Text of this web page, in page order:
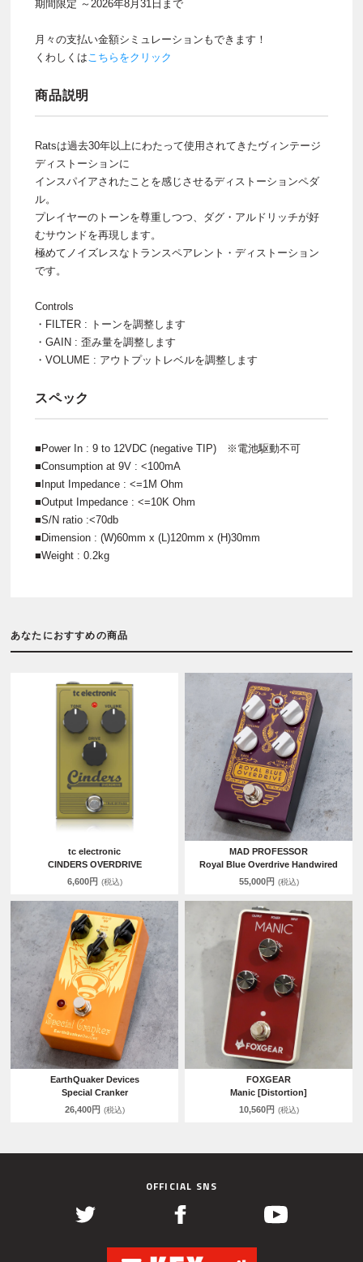
期間限定 ～2026年8月31日まで
月々の支払い金額シミュレーションもできます！
くわしくはこちらをクリック
商品説明
Ratsは過去30年以上にわたって使用されてきたヴィンテージ
ディストーションに
インスパイアされたことを感じさせるディストーションペダ
ル。
プレイヤーのトーンを尊重しつつ、ダグ・アルドリッチが好
むサウンドを再現します。
極めてノイズレスなトランスペアレント・ディストーション
です。
Controls
・FILTER : トーンを調整します
・GAIN : 歪み量を調整します
・VOLUME : アウトプットレベルを調整します
スペック
■Power In : 9 to 12VDC (negative TIP) ※電池駆動不可
■Consumption at 9V : <100mA
■Input Impedance : <=1M Ohm
■Output Impedance : <=10K Ohm
■S/N ratio :<70db
■Dimension : (W)60mm x (L)120mm x (H)30mm
■Weight : 0.2kg
あなたにおすすめの商品
tc electronic
CINDERS OVERDRIVE
6,600円 (税込)
MAD PROFESSOR
Royal Blue Overdrive Handwired
55,000円 (税込)
EarthQuaker Devices
Special Cranker
26,400円 (税込)
FOXGEAR
Manic [Distortion]
10,560円 (税込)
OFFICIAL SNS